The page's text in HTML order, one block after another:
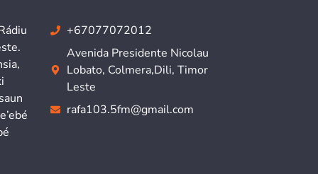
+67077072012
Avenida Presidente Nicolau
Lobato, Colmera,Dili, Timor
Leste
rafa103.5fm@gmail.com